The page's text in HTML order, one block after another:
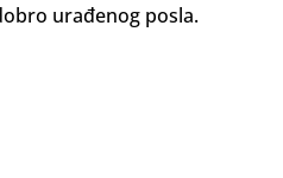
urađenog posla.